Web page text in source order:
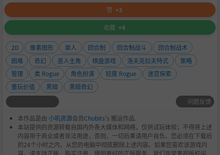
赞 +3
收藏 +4
2D 像素图形 单人 回合制 回合制战斗
回合制战术
困难
奇幻 恶人主角 棋盘游戏 洛夫克拉夫特式
策略
管理
类 Rogue 角色扮演 轻度 Rogue
迷宫探索
重玩价值
黑暗
黑暗奇幻
问题反馈
本作品是由 小叽资源会员Chobits's 搬运作品.
本站提供的资源转载自国内外各大媒体和网络，仅供试玩体验；不得将上述
内容用于商业或者非法用途，否则，一切后果请用户自负。您必须在下载后
的24个小时之内，从您的电脑中彻底删除上述内容。如果您喜欢该游戏内